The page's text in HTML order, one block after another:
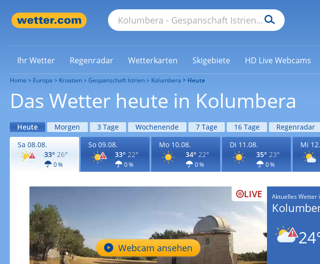
Ihr Wetter Regenradar Wetterkarten Skigebiete HD Live Webcams
Home Europa Kroatien Gespanschaft Istrien Kolumbera Heute
Das Wetter heute in Kolumbera
Heute Morgen 3 Tage Wochenende 7 Tage 16 Tage Regenradar
Sa 08.08.
33° 26°
0 %
So 09.08.
33° 22°
0 %
Mo 10.08.
34° 22°
0 %
Di 11.08.
35° 23°
0 %
Mi
LIVE
Webcam ansehen
Aktuelles Wetter